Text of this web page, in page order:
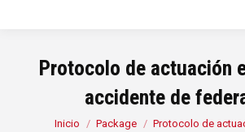
Protocolo de actuación
accidente de
Estás aquí:
Inicio Package Protocolo de